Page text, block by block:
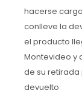
hacerse
conlleve la
el producto
Montevideo y
de su
devuelto